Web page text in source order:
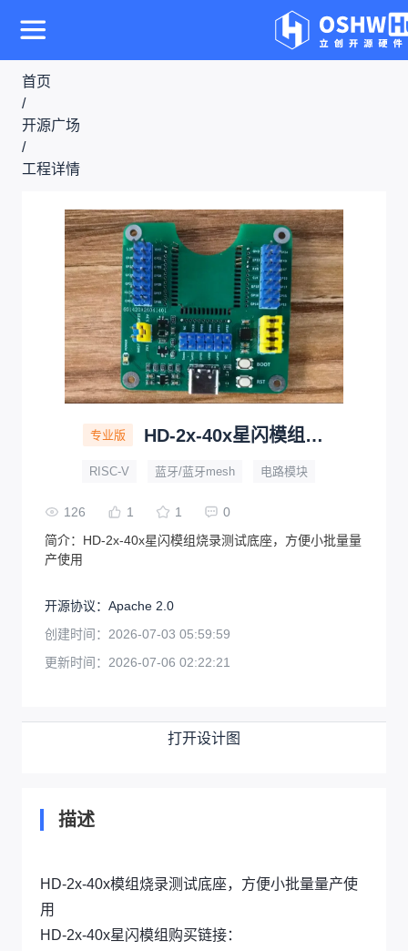
首页
/
开源广场
/
工程详情
专业版 HD-2x-40x星闪模组烧录测试底座
RISC-V 蓝牙/蓝牙mesh 电路模块
126 1 1
0
简介： HD-2x-40x星闪模组烧录测试底座，方便小批量量
产使用
开源协议： Apache 2.0
创建时间： 2026-07-03 05:59:59
更新时间： 2026-07-06 02:22:21
打开设计图
描述
HD-2x-40x模组烧录测试底座，方便小批量量产使
用
HD-2x-40x星闪模组购买链接：